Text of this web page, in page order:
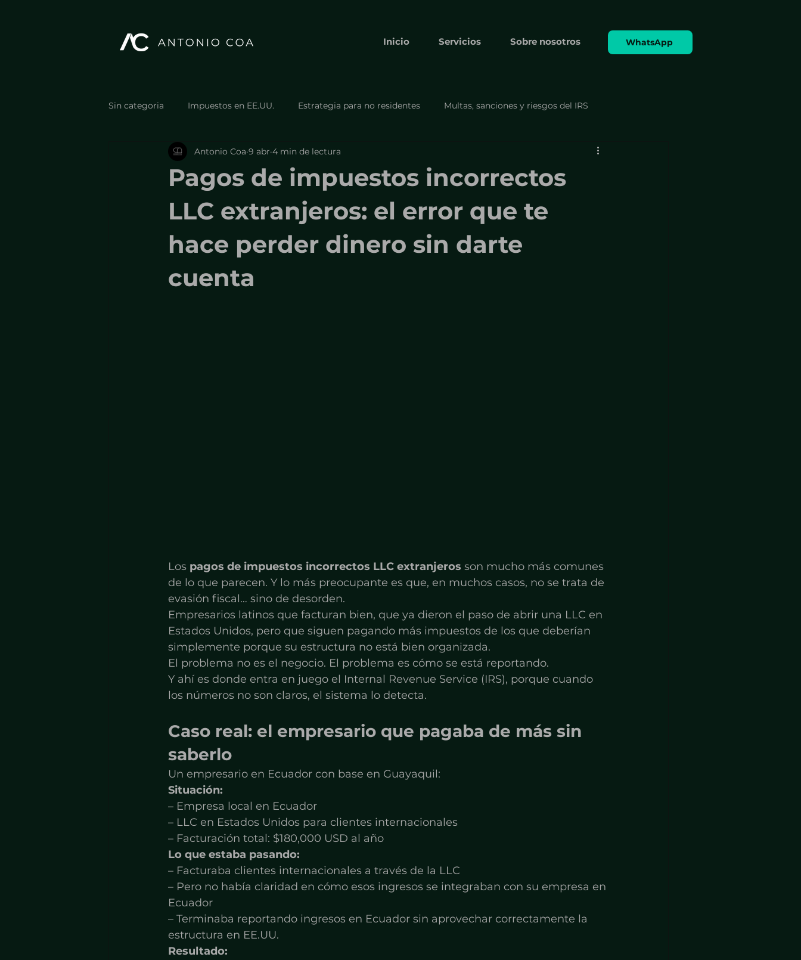
Inicio Servicios Sobre nosotros WhatsApp
Sin categoria Impuestos en EE.UU. Estrategia para no residentes Multas, sanciones y riesgos del IRS
Estructura y optimización fiscal Cumplimiento y formularios obligato
Estructura y optimización fiscal Formulario 8832 Estrategia para no residentes.
Casos, resultados y errores reales Cumplimiento y obligaciones
Pagos de impuestos incorrectos
LLC extranjeros: el error que te
hace perder dinero sin darte
cuenta
Antonio Coa 9 abr 4 min de lectura
Los pagos de impuestos incorrectos LLC extranjeros son mucho más comunes
de lo que parecen. Y lo más preocupante es que, en muchos casos, no se trata de
evasión fiscal… sino de desorden.
Empresarios latinos que facturan bien, que ya dieron el paso de abrir una LLC en
Estados Unidos, pero que siguen pagando más impuestos de los que deberían
simplemente porque su estructura no está bien organizada.
El problema no es el negocio. El problema es cómo se está reportando.
Y ahí es donde entra en juego el Internal Revenue Service (IRS), porque cuando
los números no son claros, el sistema lo detecta.
Caso real: el empresario que pagaba de más sin
saberlo
Un empresario en Ecuador con base en Guayaquil:
Situación:
– Empresa local en Ecuador
– LLC en Estados Unidos para clientes internacionales
– Facturación total: $180,000 USD al año
Lo que estaba pasando:
– Facturaba clientes internacionales a través de la LLC
– Pero no había claridad en cómo esos ingresos se integraban con su empresa en
Ecuador
– Terminaba reportando ingresos en Ecuador sin aprovechar correctamente la
estructura en EE.UU.
Resultado: